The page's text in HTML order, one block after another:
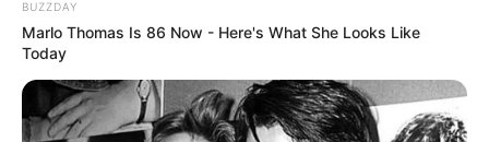
BUZZDAY
Marlo Thomas Is 86 Now - Here's What She Looks Like
Today